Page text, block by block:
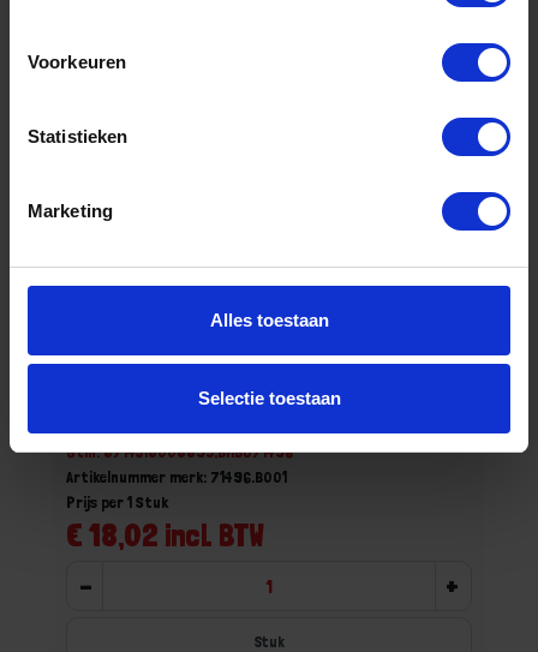
Voorkeuren
Statistieken
Marketing
Alles toestaan
Selectie toestaan
GEBR. BODEGRAVEN Anti-klimbeugel TV
Gtin: 8714318008895,BMBO71496
Artikelnummer merk: 71496.B001
€ 18,02 incl. BTW
Prijs per 1 Stuk
- +
Stuk